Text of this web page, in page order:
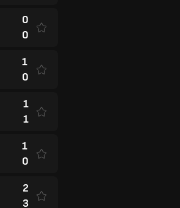
0
0
1
0
1
1
1
0
2
3